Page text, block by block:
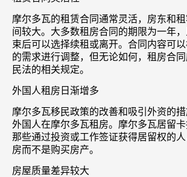
摩尔多瓦的租赁合同通常灵活，房东和
间较大。大多数租房合同的期限为一年
束后可以选择续租或离开。合同内容可
的需求进行调整，但无论如何，租房合
民法的相关规定。
外国人租房日渐增多
摩尔多瓦移民政策的改善和吸引外资的
外国人在摩尔多瓦租房。摩尔多瓦居留
那些通过投资或工作签证获得居留权的
房而不是购买房产。
房屋质量差异较大